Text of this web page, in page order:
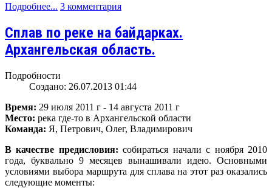
Подробнее... 3 комментария
Сплав по реке на байдарках.
Архангельская область.
Подробности
Создано: 26.07.2013 01:44
Время: 29 июля 2011 г - 14 августа 2011 г
Место: река где-то в Архангельской области
Команда: Я, Петрович, Олег, Владимирович
В качестве предисловия: собираться начали с ноября 2010
года, буквально 9 месяцев вынашивали идею. Основными
условиями выбора маршрута для сплава на этот раз оказались
следующие моменты: